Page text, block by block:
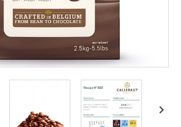
